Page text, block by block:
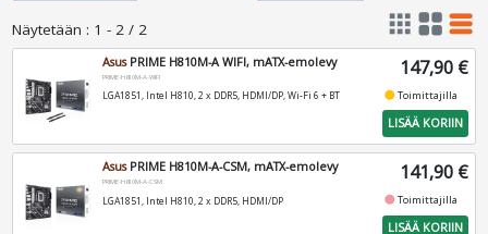
Näytetään : 1 - 2 / 2 apps grid_view table_rows
AsusPRIME H810M-A WIFI, mATX-emolevy
PRIME-H810M-A-WIFI
LGA1851, Intel H810, 2 x DDR5, HDMI/DP, Wi-Fi 6 + BT
147,90 €
fiber_manual_recordToimittajilla
LISÄÄ KORIIN
AsusPRIME H810M-A-CSM, mATX-emolevy
PRIME-H810M-A-CSM
LGA1851, Intel H810, 2 x DDR5, HDMI/DP
141,90 €
fiber_manual_recordToimittajilla
LISÄÄ KORIIN